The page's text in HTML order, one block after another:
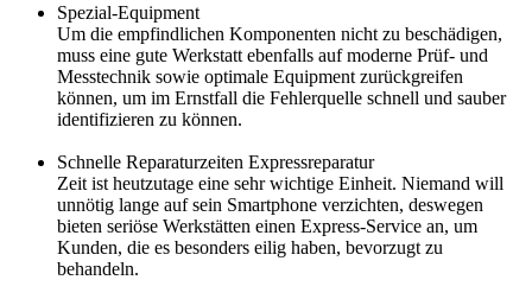
Spezial-Equipment
Um die empfindlichen Komponenten nicht zu beschädigen,
muss eine gute Werkstatt ebenfalls auf moderne Prüf- und
Messtechnik sowie optimale Equipment zurückgreifen
können, um im Ernstfall die Fehlerquelle schnell und sauber
identifizieren zu können.
Schnelle Reparaturzeiten Expressreparatur
Zeit ist heutzutage eine sehr wichtige Einheit. Niemand will
unnötig lange auf sein Smartphone verzichten, deswegen
bieten seriöse Werkstätten einen Express-Service an, um
Kunden, die es besonders eilig haben, bevorzugt zu
behandeln.